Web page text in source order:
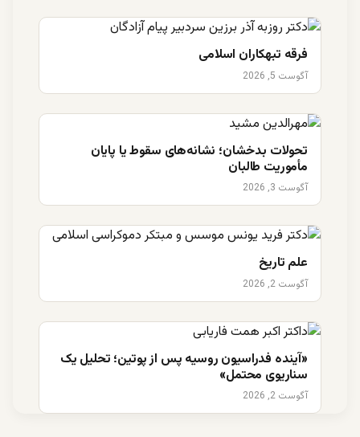
فرقه تبهکاران اسلامی
آگوست 5, 2026
تحولات بدخشان؛ نشانه‌های سقوط یا پایان
مأموریت طالبان
آگوست 3, 2026
علم تاریخ
آگوست 2, 2026
«آینده فدراسیون روسیه پس از پوتین؛ تحلیل یک
سناریوی محتمل»
آگوست 2, 2026